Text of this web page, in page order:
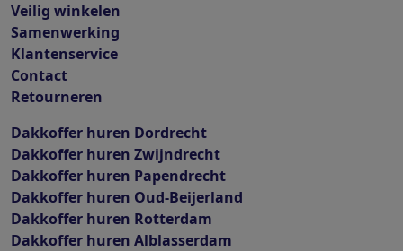
Veilig winkelen
Samenwerking
Klantenservice
Contact
Retourneren
Dakkoffer huren Dordrecht
Dakkoffer huren Zwijndrecht
Dakkoffer huren Papendrecht
Dakkoffer huren Oud-Beijerland
Dakkoffer huren Rotterdam
Dakkoffer huren Alblasserdam